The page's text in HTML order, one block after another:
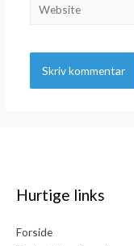
Website
Hurtige links
Forside